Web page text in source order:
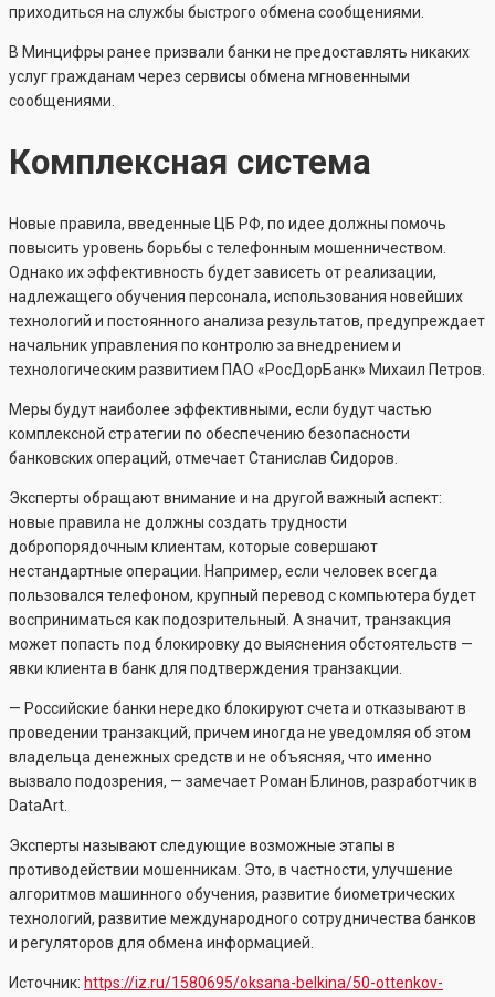
приходиться на службы быстрого обмена сообщениями.
В Минцифры ранее призвали банки не предоставлять никаких
услуг гражданам через сервисы обмена мгновенными
сообщениями.
Комплексная система
Новые правила, введенные ЦБ РФ, по идее должны помочь
повысить уровень борьбы с телефонным мошенничеством.
Однако их эффективность будет зависеть от реализации,
надлежащего обучения персонала, использования новейших
технологий и постоянного анализа результатов, предупреждает
начальник управления по контролю за внедрением и
технологическим развитием ПАО «РосДорБанк» Михаил Петров.
Меры будут наиболее эффективными, если будут частью
комплексной стратегии по обеспечению безопасности
банковских операций, отмечает Станислав Сидоров.
Эксперты обращают внимание и на другой важный аспект:
новые правила не должны создать трудности
добропорядочным клиентам, которые совершают
нестандартные операции. Например, если человек всегда
пользовался телефоном, крупный перевод с компьютера будет
восприниматься как подозрительный. А значит, транзакция
может попасть под блокировку до выяснения обстоятельств —
явки клиента в банк для подтверждения транзакции.
— Российские банки нередко блокируют счета и отказывают в
проведении транзакций, причем иногда не уведомляя об этом
владельца денежных средств и не объясняя, что именно
вызвало подозрения, — замечает Роман Блинов, разработчик в
DataArt.
Эксперты называют следующие возможные этапы в
противодействии мошенникам. Это, в частности, улучшение
алгоритмов машинного обучения, развитие биометрических
технологий, развитие международного сотрудничества банков
и регуляторов для обмена информацией.
Источник: https://iz.ru/1580695/oksana-belkina/50-ottenkov-